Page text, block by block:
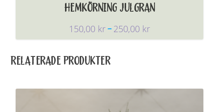
HEMKÖRNING JULGRAN
150,00 kr– 250,00 krP
I
RELATERADE PRODUKTER